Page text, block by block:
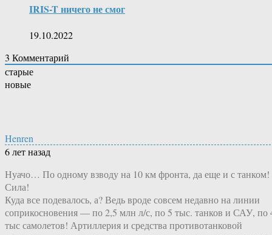
IRIS-T ничего не смог
19.10.2022
3 Комментарий
старые
новые
Henren
6 лет назад
Нуачо… По одному взводу на 10 км фронта, да еще и с танком!
Сила!
Куда все подевалось, а? Ведь вроде совсем недавно на линии
соприкосновения — по 2,5 млн л/с, по 5 тыс. танков и САУ, по
тыс самолетов! Артиллерия и средства противотанковой